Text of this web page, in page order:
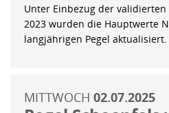
Unter Einbezug der
2023 wurden die Hauptwerte
langjährigen Pegel aktualisiert.
MITTWOCH 02.07.2025